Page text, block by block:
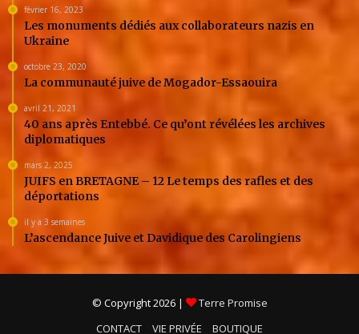
février 16, 2023
Les monuments dédiés aux collaborateurs nazis en
Ukraine
octobre 23, 2020
La communauté juive de Mogador-Essaouira
avril 21, 2021
40 ans après Entebbé. Ce qu’ont révélées les archives
diplomatiques
mars 2, 2025
JUIFS en BRETAGNE – 12 Le temps des rafles et des
déportations
il y a 3 semaines
L’ascendance Juive et Davidique des Carolingiens
© Copyright 2026 |
Terre Promise
CONTACT
VIE PRIVÉE BOUTIQUE